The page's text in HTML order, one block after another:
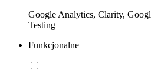
Google Analytics, Clarity,
Testing
Funkcjonalne